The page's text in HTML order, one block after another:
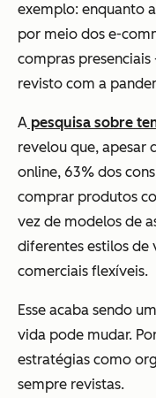
exemplo: enquanto
por meio dos e-
compras
revisto com a
A pesquisa sobre
revelou que, apesar
online, 63% dos
comprar produtos
vez de modelos de
diferentes estilos de
comerciais flexíveis.
Esse acaba sendo
vida pode mudar.
estratégias como
sempre revistas.